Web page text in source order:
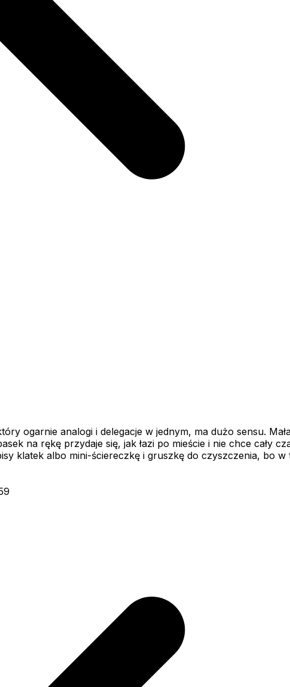
ogarnie analogi i delegacje w jednym, ma dużo sensu.
na rękę przydaje się, jak łazi po mieście i nie chce cały
klatek albo mini-ściereczkę i gruszkę do czyszczenia, bo